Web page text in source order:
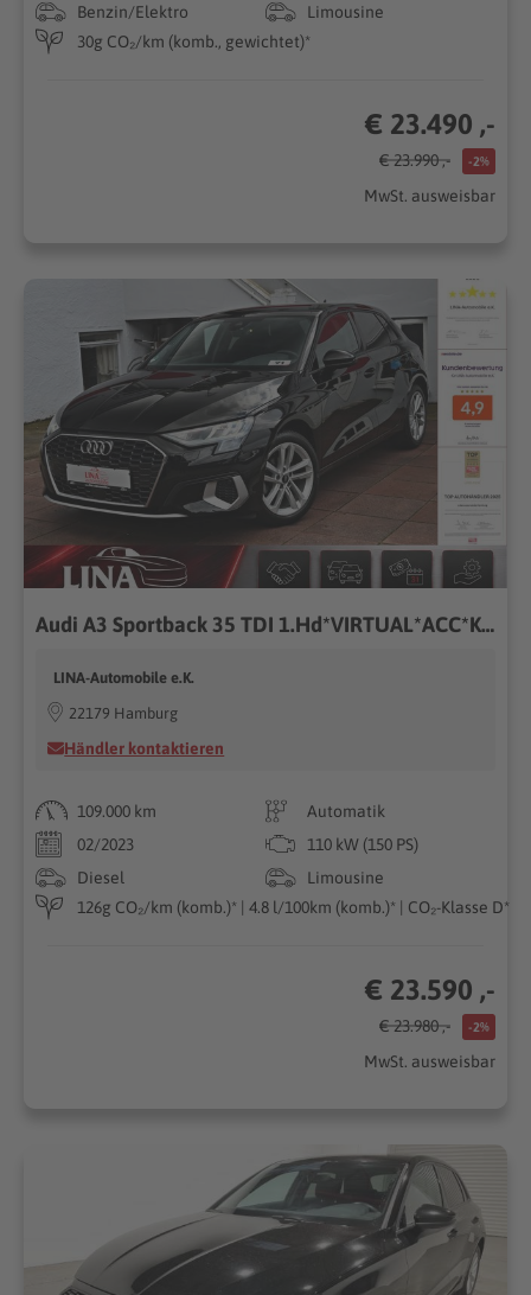
Benzin/Elektro
Limousine
30g CO₂/km (komb., gewichtet)*
€ 23.490 ,-
€ 23.990 ,- -2%
MwSt. ausweisbar
Audi A3 Sportback 35 TDI 1.Hd*VIRTUAL*ACC*Kamera*LED*
LINA-Automobile e.K.
22179 Hamburg
Händler kontaktieren
109.000 km
Automatik
02/2023
110 kW (150 PS)
Diesel
Limousine
126g CO₂/km (komb.)* | 4.8 l/100km (komb.)* | CO₂-Klasse D*
€ 23.590 ,-
€ 23.980 ,- -2%
MwSt. ausweisbar